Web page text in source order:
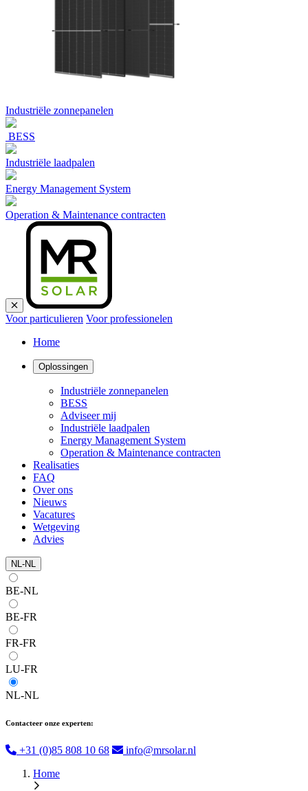
Industriële zonnepanelen
BESS
Industriële laadpalen
Energy Management System
Operation & Maintenance contracten
Voor particulieren Voor professionelen
Home
Oplossingen
Industriële zonnepanelen
BESS
Adviseer mij
Industriële laadpalen
Energy Management System
Operation & Maintenance contracten
Realisaties
FAQ
Over ons
Nieuws
Vacatures
Wetgeving
Advies
NL-NL
BE-NL
BE-FR
FR-FR
LU-FR
NL-NL
Contacteer onze experten:
+31 (0)85 808 10 68
info@mrsolar.nl
Home